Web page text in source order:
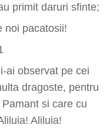
primit daruri sfinte;
noi pacatosii!
ai observat pe cei
dragoste, pentru
si care cu
Aliluia!